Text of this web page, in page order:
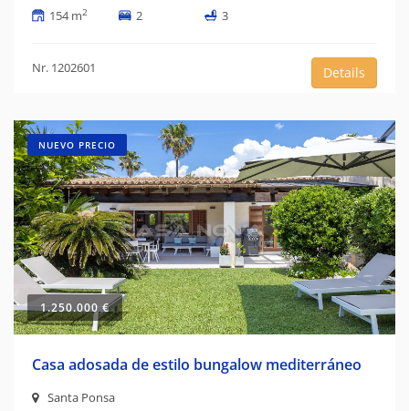
154 m2 2 3
Nr. 1202601 Details
NUEVO PRECIO
1.250.000 €
Casa adosada de estilo bungalow mediterráneo
Santa Ponsa